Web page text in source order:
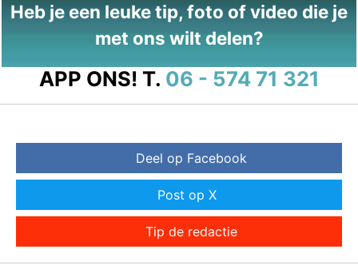
Heb je een leuke tip, foto of video die je
met ons wilt delen?
APP ONS! T. 06 - 574 71 321
Deel op Facebook
Post op X
Tip de redactie